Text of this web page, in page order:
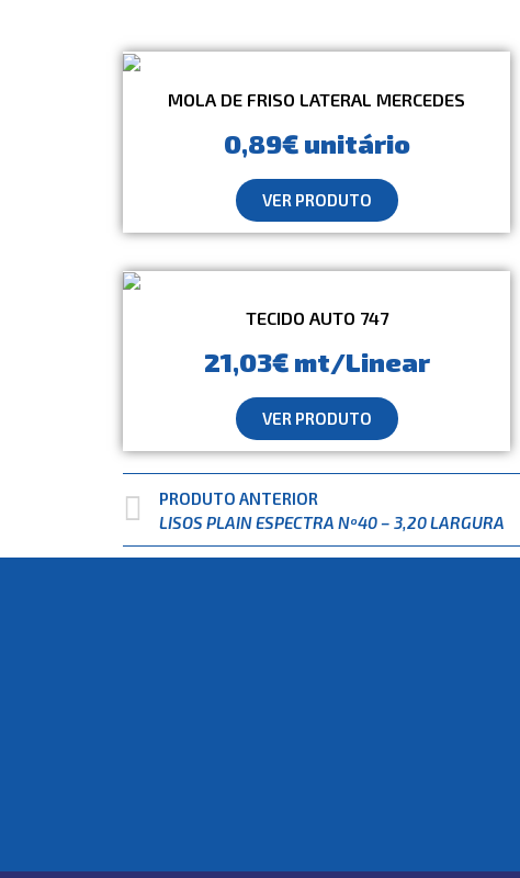
MOLA DE FRISO LATERAL MERCEDES
0,89€ unitário
VER PRODUTO
TECIDO AUTO 747
21,03€ mt/Linear
VER PRODUTO
PRODUTO ANTERIOR
LISOS PLAIN ESPECTRA Nº40 – 3,20 LARGURA